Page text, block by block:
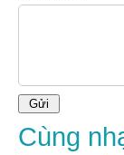
Cùng